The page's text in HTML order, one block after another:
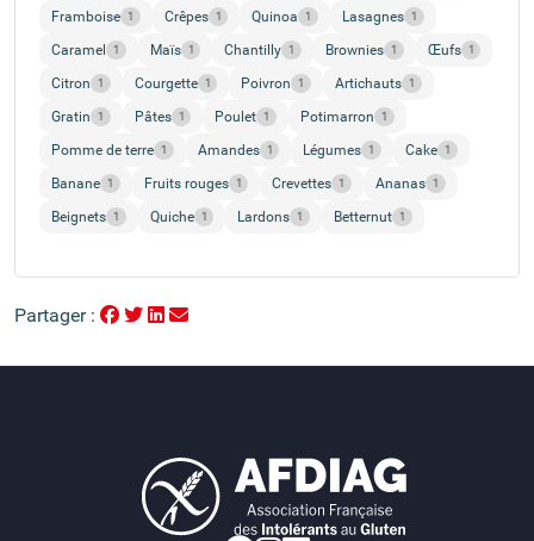
Framboise 1 Crêpes 1 Quinoa 1 Lasagnes 1
Caramel 1 Maïs 1 Chantilly 1 Brownies 1 Œufs 1
Citron 1 Courgette 1 Poivron 1 Artichauts 1
Gratin 1 Pâtes 1 Poulet 1 Potimarron 1
Pomme de terre 1 Amandes 1 Légumes 1 Cake 1
Banane 1 Fruits rouges 1 Crevettes 1 Ananas 1
Beignets 1 Quiche 1 Lardons 1 Betternut 1
Partager :